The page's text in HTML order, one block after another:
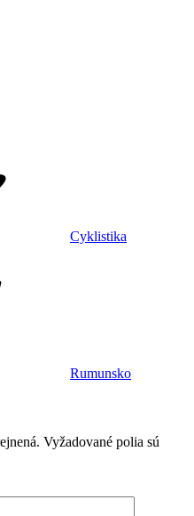
Cyklistika
Rumunsko
Vyžadované polia sú